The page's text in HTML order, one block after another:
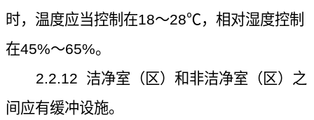
时，温度应当控制在18～28℃，相对湿度控制
在45%～65%。
2.2.12 洁净室（区）和非洁净室（区）之
间应有缓冲设施。